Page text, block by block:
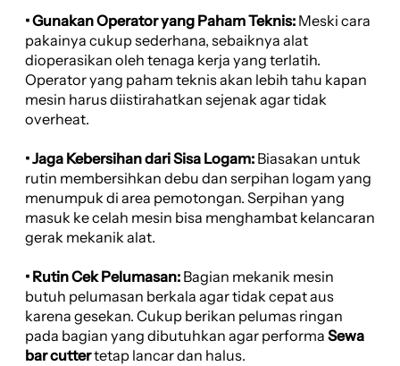
• Gunakan Operator yang Paham Teknis: Meski cara
pakainya cukup sederhana, sebaiknya alat
dioperasikan oleh tenaga kerja yang terlatih.
Operator yang paham teknis akan lebih tahu kapan
mesin harus diistirahatkan sejenak agar tidak
overheat.
• Jaga Kebersihan dari Sisa Logam: Biasakan untuk
rutin membersihkan debu dan serpihan logam yang
menumpuk di area pemotongan. Serpihan yang
masuk ke celah mesin bisa menghambat kelancaran
gerak mekanik alat.
• Rutin Cek Pelumasan: Bagian mekanik mesin
butuh pelumasan berkala agar tidak cepat aus
karena gesekan. Cukup berikan pelumas ringan
pada bagian yang dibutuhkan agar performa Sewa
bar cuttertetap lancar dan halus.